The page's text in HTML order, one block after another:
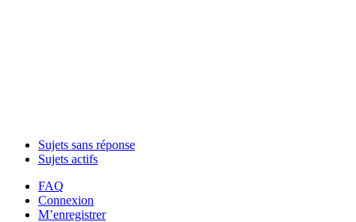
Sujets sans réponse
Sujets actifs
FAQ
Connexion
M’enregistrer